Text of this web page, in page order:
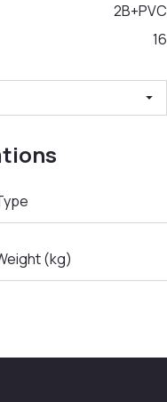
2B+PVC
16
arrow_drop_down
(kg)